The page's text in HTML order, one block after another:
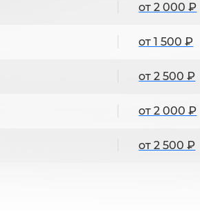
от 2 000 ₽
от 1 500 ₽
от 2 500 ₽
от 2 000 ₽
от 2 500 ₽